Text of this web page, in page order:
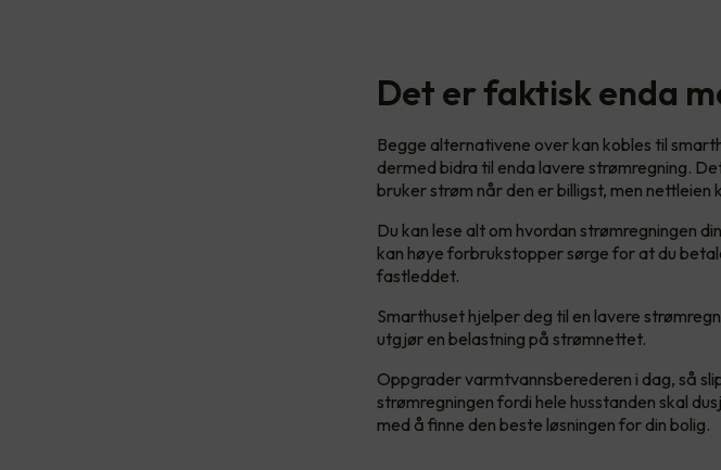
Det er faktisk enda
Begge alternativene over kan kobles til
dermed bidra til enda lavere strømregning.
bruker strøm når den er billigst, men
Du kan lese alt om hvordan strømregningen
kan høye forbrukstopper sørge for at du
fastleddet.
Smarthuset hjelper deg til en lavere
utgjør en belastning på strømnettet.
Oppgrader varmtvannsberederen i dag, så
strømregningen fordi hele husstanden skal
med å finne den beste løsningen for din bolig.